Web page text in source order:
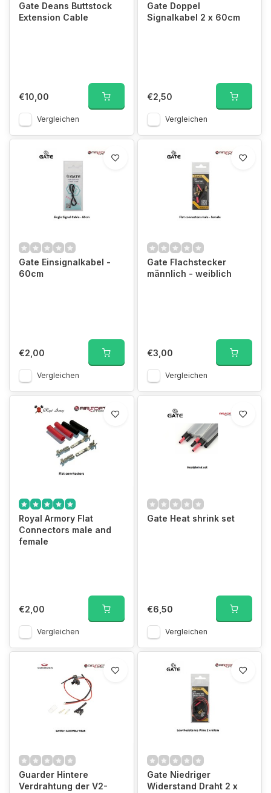
Gate Deans Buttstock
Extension Cable
€10,00
Vergleichen
Gate Doppel
Signalkabel 2 x 60cm
€2,50
Vergleichen
Gate Einsignalkabel -
60cm
€2,00
Vergleichen
Gate Flachstecker
männlich - weiblich
€3,00
Vergleichen
Royal Armory Flat
Connectors male and
female
€2,00
Vergleichen
Gate Heat shrink set
€6,50
Vergleichen
Guarder Hintere
Verdrahtung der V2-
Gate Niedriger
Widerstand Draht 2 x